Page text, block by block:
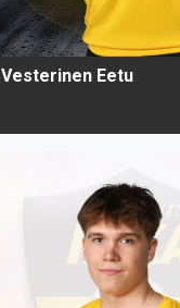
Vesterinen Eetu